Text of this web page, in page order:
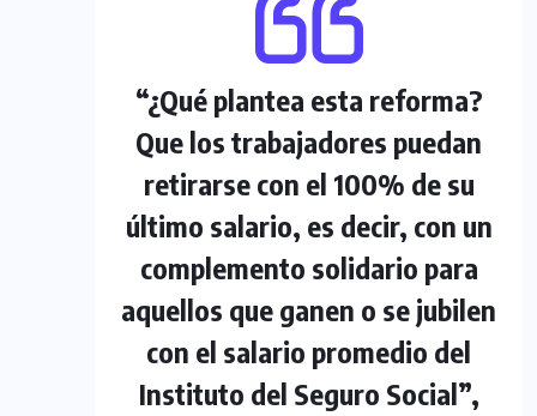
“¿Qué plantea esta reforma?
Que los trabajadores puedan
retirarse con el 100% de su
último salario, es decir, con un
complemento solidario para
aquellos que ganen o se jubilen
con el salario promedio del
Instituto del Seguro Social”,